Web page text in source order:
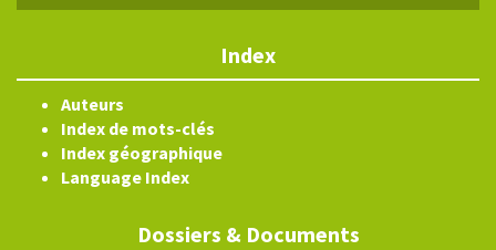
Index
Auteurs
Index de mots-clés
Index géographique
Language Index
Dossiers & Documents